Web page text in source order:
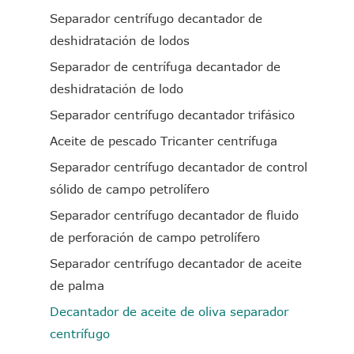
Separador centrífugo decantador de
deshidratación de lodos
Separador de centrífuga decantador de
deshidratación de lodo
Separador centrífugo decantador trifásico
Aceite de pescado Tricanter centrífuga
Separador centrífugo decantador de control
sólido de campo petrolífero
Separador centrífugo decantador de fluido
de perforación de campo petrolífero
Separador centrífugo decantador de aceite
de palma
Decantador de aceite de oliva separador
centrífugo